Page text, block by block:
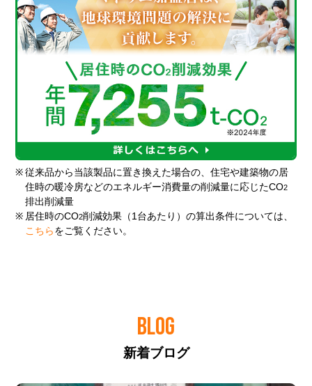
※ 従来品から当該製品に置き換えた場合の、住宅や建築物の居
住時の暖冷房などのエネルギー消費量の削減量に応じたCO2
排出削減量
※ 居住時のCO2削減効果（1台あたり）の算出条件については、
こちら をご覧ください。
BLOG
新着ブログ